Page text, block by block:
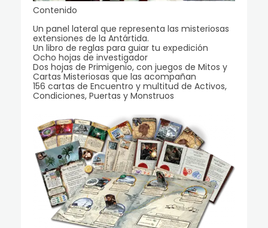
Contenido
Un panel lateral que representa las misteriosas
extensiones de la Antártida.
Un libro de reglas para guiar tu expedición
Ocho hojas de investigador
Dos hojas de Primigenio, con juegos de Mitos y
Cartas Misteriosas que las acompañan
156 cartas de Encuentro y multitud de Activos,
Condiciones, Puertas y Monstruos